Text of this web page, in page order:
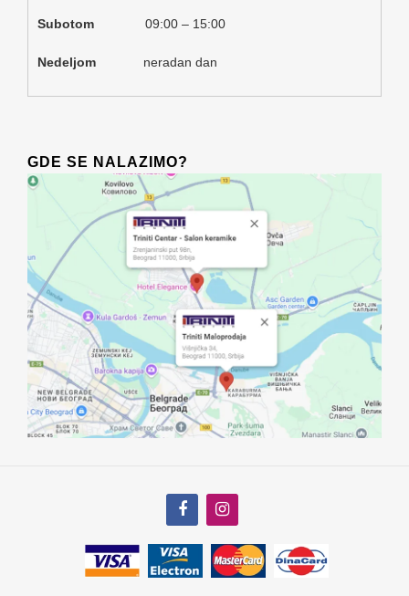
Subotom 09:00 – 15:00
Nedeljom neradan dan
GDE SE NALAZIMO?